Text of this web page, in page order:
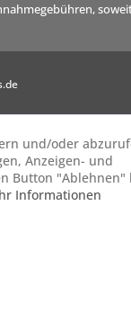
und/oder
Anzeigen- und
Button "Ablehnen"
Informationen